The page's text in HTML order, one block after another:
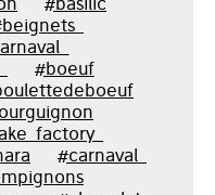
#boeuf
#carnaval_